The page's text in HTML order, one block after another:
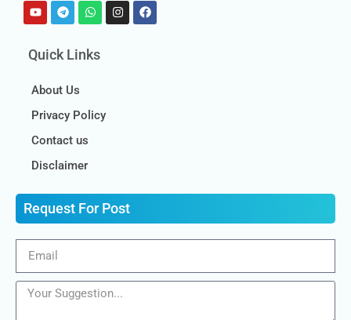
Quick Links
About Us
Privacy Policy
Contact us
Disclaimer
Request For Post